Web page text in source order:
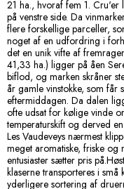
21 ha., hvoraf fem 1. Cru'er
på venstre side. Da
flere forskellige parceller,
noget af en udfordring i
det en unik vifte af
41,33 ha.) ligger på åen
biflod, og marken skråner
år gamle vinstokke, som
eftermiddagen. Da dalen
ofte udsat for kølige vinde
temperaturskift og derved
Les Vaudeveys nærmest
meget aromatiske, friske og
entusiaster sætter pris
klaserne transporteres i
yderligere sortering af